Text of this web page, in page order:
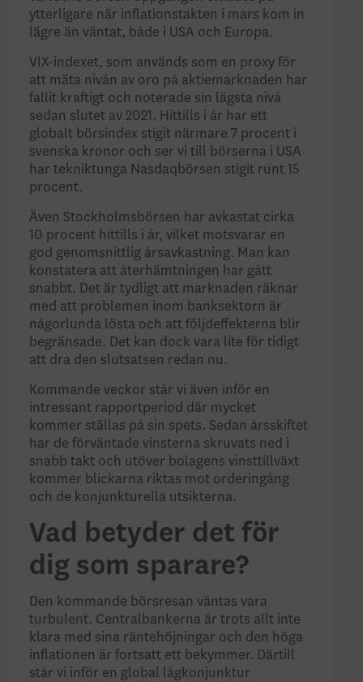
ytterligare när inflationstakten i mars kom in
lägre än väntat, både i USA och Europa.
VIX-indexet, som används som en proxy för
att mäta nivån av oro på aktiemarknaden har
fallit kraftigt och noterade sin lägsta nivå
sedan slutet av 2021. Hittills i år har ett
globalt börsindex stigit närmare 7 procent i
svenska kronor och ser vi till börserna i USA
har tekniktunga Nasdaqbörsen stigit runt 15
procent.
Även Stockholmsbörsen har avkastat cirka
10 procent hittills i år, vilket motsvarar en
god genomsnittlig årsavkastning. Man kan
konstatera att återhämtningen har gått
snabbt. Det är tydligt att marknaden räknar
med att problemen inom banksektorn är
någorlunda lösta och att följdeffekterna blir
begränsade. Det kan dock vara lite för tidigt
att dra den slutsatsen redan nu.
Kommande veckor står vi även inför en
intressant rapportperiod där mycket
kommer ställas på sin spets. Sedan årsskiftet
har de förväntade vinsterna skruvats ned i
snabb takt och utöver bolagens vinsttillväxt
kommer blickarna riktas mot orderingång
och de konjunkturella utsikterna.
Vad betyder det för
dig som sparare?
Den kommande börsresan väntas vara
turbulent. Centralbankerna är trots allt inte
klara med sina räntehöjningar och den höga
inflationen är fortsatt ett bekymmer. Därtill
står vi inför en global lågkonjunktur